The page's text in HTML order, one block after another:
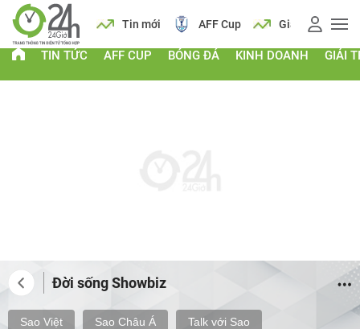
Lịch Tin mới AFF Cup Giá vàng Lịch
TIN TỨC AFF CUP BÓNG ĐÁ KINH DOANH GIẢI
Đời sống Showbiz
Sao Việt Sao Châu Á Talk với Sao